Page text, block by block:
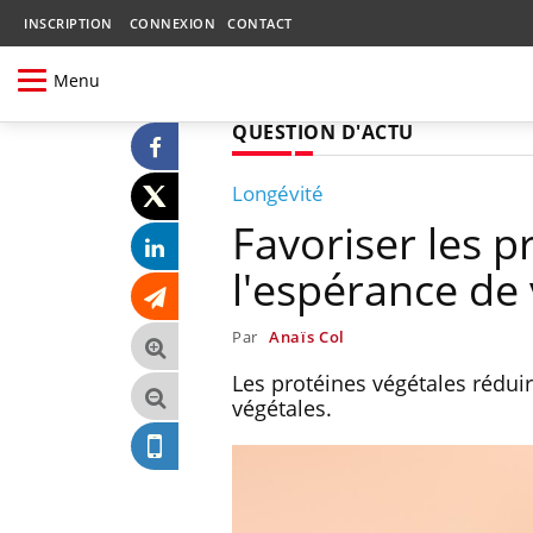
INSCRIPTION CONNEXION CONTACT
Menu
QUESTION D'ACTU
Longévité
Favoriser les
l'espérance de
Par Anaïs Col
Les protéines végétales
végétales.